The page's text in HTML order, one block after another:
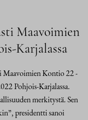
Maavoimien
Karjalassa
Maavoimien Kontio 22 -
Pohjois-Karjalassa.
merkitystä. Sen
presidentti sanoi